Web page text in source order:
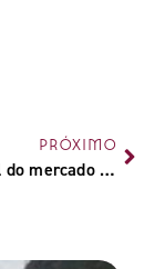
PRÓXIMO
O potencial do mercado de cannabis medicinal no Brasil